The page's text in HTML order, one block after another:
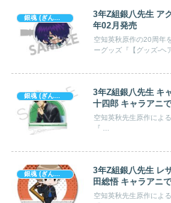
銀魂 (ぎんたま)
3年Z組銀八先生 ア
年02月発売
空知英秋原作の20周年
ーグッズ『【グッズ-ヘ
銀魂 (ぎんたま)
3年Z組銀八先生 キ
十四郎 キャラアニ
空知英秋先生原作によ
銀魂 (ぎんたま)
3年Z組銀八先生 レ
田総悟 キャラアニ
空知英秋先生原作によ